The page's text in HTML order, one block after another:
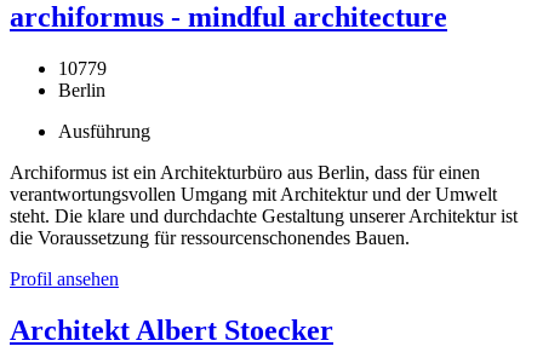
archiformus - mindful architecture
10779
Berlin
Ausführung
Archiformus ist ein Architekturbüro aus Berlin, dass für einen
verantwortungsvollen Umgang mit Architektur und der Umwelt
steht. Die klare und durchdachte Gestaltung unserer Architektur ist
die Voraussetzung für ressourcenschonendes Bauen.
Profil ansehen
Architekt Albert Stoecker